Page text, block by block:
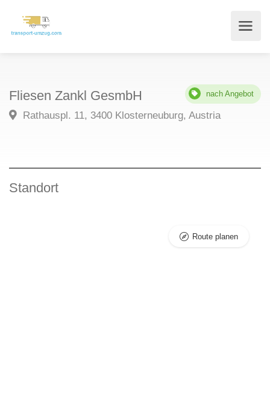
Fliesen Zankl GesmbH nach Angebot
Rathauspl. 11, 3400 Klosterneuburg, Austria
Standort
Route planen